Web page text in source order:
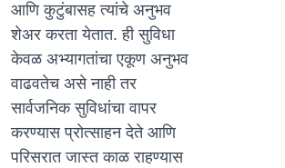
आणि कुटुंबासह त्यांचे अनुभव
शेअर करता येतात. ही सुविधा
केवळ अभ्यागतांचा एकूण अनुभव
वाढवतेच असे नाही तर
सार्वजनिक सुविधांचा वापर
करण्यास प्रोत्साहन देते आणि
परिसरात जास्त काळ राहण्यास